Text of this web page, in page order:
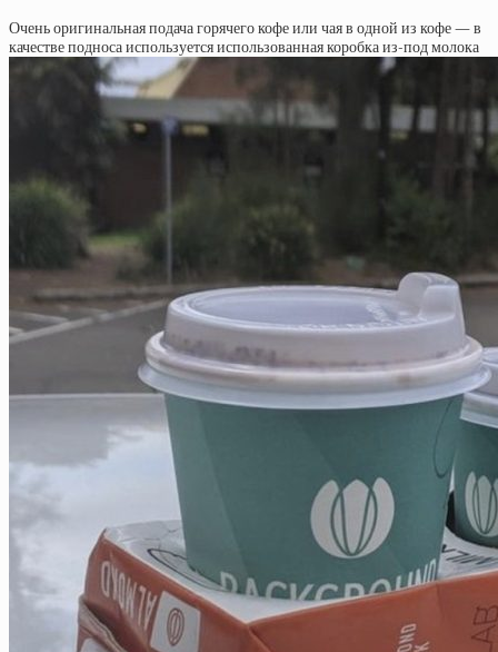
Очень оригинальная подача горячего кофе или чая в одной из кофе — в
качестве подноса используется использованная коробка из-под молока